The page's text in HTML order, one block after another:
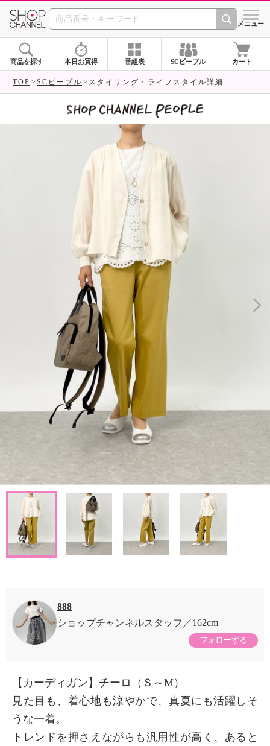
SHOP CHANNEL シメニュー
商品を探す 本日お買得 番組表 SCピープル カート
TOP SCピープル スタイリング・ライフスタイル詳細
888
ショップチャンネルスタッフ
162cm
フォローする
【カーディガン】チーロ（Ｓ～М）
見た目も、着心地も涼やかで、真夏にも活躍しそ
うな一着。
トレンドを押さえながらも汎用性が高く、あると